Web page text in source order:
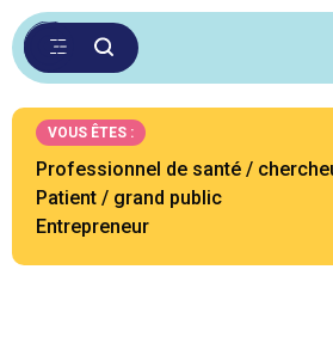
VOUS ÊTES :
Professionnel de santé /
Patient / grand public
Entrepreneur